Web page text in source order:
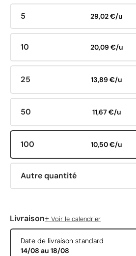
5 29,02 €/u
10 20,09 €/u
25 13,89 €/u
50 11,67 €/u
100 10,50 €/u
Autre quantité
Livraison+ Voir le calendrier
Date de livraison standard
14/08 au 18/08